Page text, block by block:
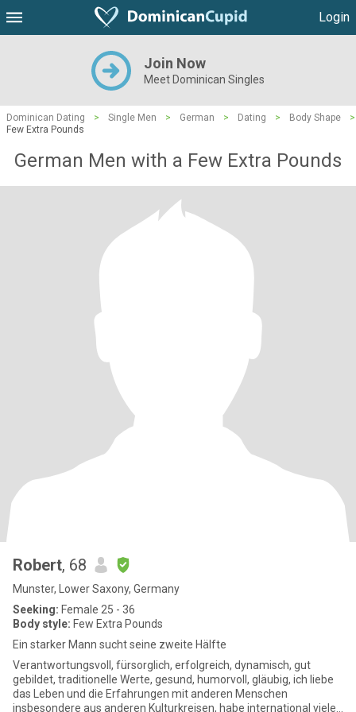
Login
Join Now
Meet Dominican Singles
Dominican Dating > Single Men > German > Dating > Body Shape
>
Few Extra Pounds
German Men with a Few Extra Pounds
Robert, 68
Munster, Lower Saxony, Germany
Seeking: Female 25 - 36
Body style: Few Extra Pounds
Ein starker Mann sucht seine zweite Hälfte
Verantwortungsvoll, fürsorglich, erfolgreich, dynamisch, gut
gebildet, traditionelle Werte, gesund, humorvoll, gläubig, ich liebe
das Leben und die Erfahrungen mit anderen Menschen
insbesondere aus anderen Kulturkreisen, habe international viele